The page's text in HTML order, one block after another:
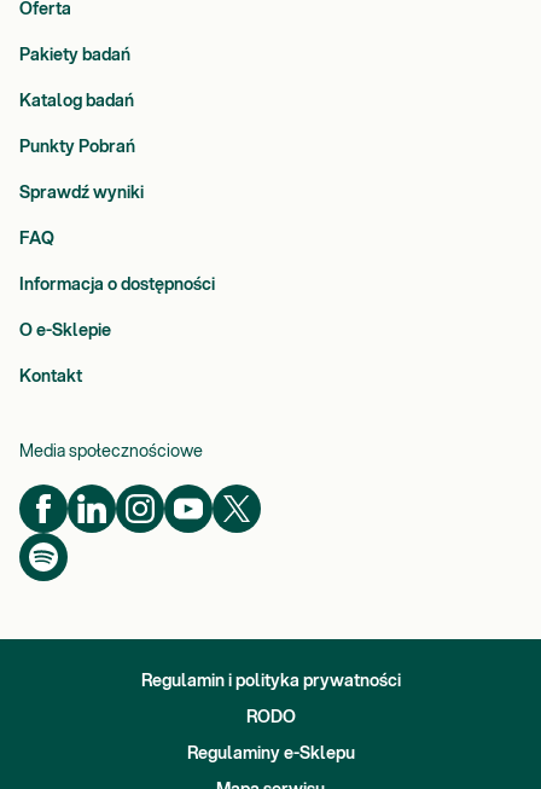
Oferta
Pakiety badań
Katalog badań
Punkty Pobrań
Sprawdź wyniki
FAQ
Informacja o dostępności
O e-Sklepie
Kontakt
Media społecznościowe
Regulamin i polityka prywatności
RODO
Regulaminy e-Sklepu